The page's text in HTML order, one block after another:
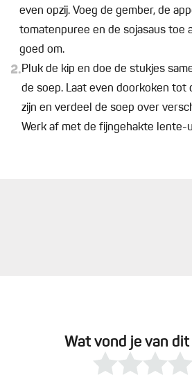
even opzij. Voeg de gember, de
tomatenpuree en de sojasaus toe
goed om.
2.Pluk de kip en doe de stukjes
de soep. Laat even doorkoken tot
zijn en verdeel de soep over
Werk af met de fijngehakte lente-
Wat vond je van